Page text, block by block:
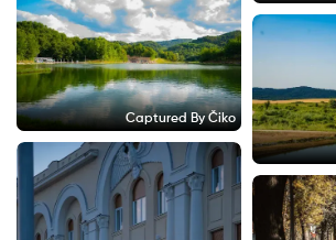
Captured By Čiko